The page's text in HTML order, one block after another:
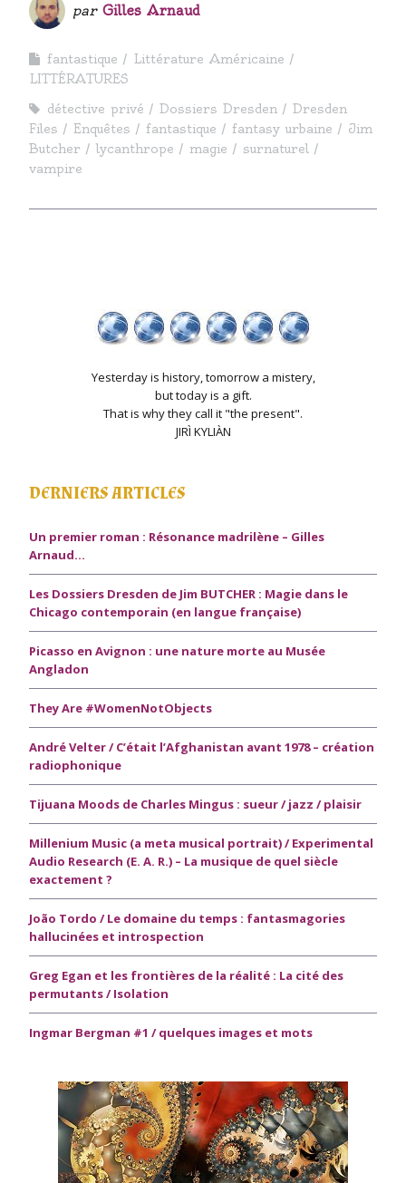
par Gilles Arnaud
fantastique
Littérature Américaine
LITTÉRATURES
détective privé
Dossiers Dresden
Dresden
Files
Enquêtes fantastique fantasy urbaine
Jim
Butcher
lycanthrope magie
surnaturel
vampire
Yesterday is history, tomorrow a mistery,
but today is a gift.
That is why they call it "the present".
JIRÌ KYLIÀN
DERNIERS ARTICLES
Un premier roman : Résonance madrilène – Gilles
Arnaud…
Les Dossiers Dresden de Jim BUTCHER : Magie dans le
Chicago contemporain (en langue française)
Picasso en Avignon : une nature morte au Musée
Angladon
They Are #WomenNotObjects
André Velter / C’était l’Afghanistan avant 1978 – création
radiophonique
Tijuana Moods de Charles Mingus : sueur / jazz / plaisir
Millenium Music (a meta musical portrait) / Experimental
Audio Research (E. A. R.) – La musique de quel siècle
exactement ?
João Tordo / Le domaine du temps : fantasmagories
hallucinées et introspection
Greg Egan et les frontières de la réalité : La cité des
permutants / Isolation
Ingmar Bergman #1 / quelques images et mots